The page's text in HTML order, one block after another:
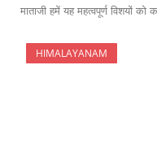
माताजी हमें यह महत्वपूर्ण विशयों
HIMALAYANAM